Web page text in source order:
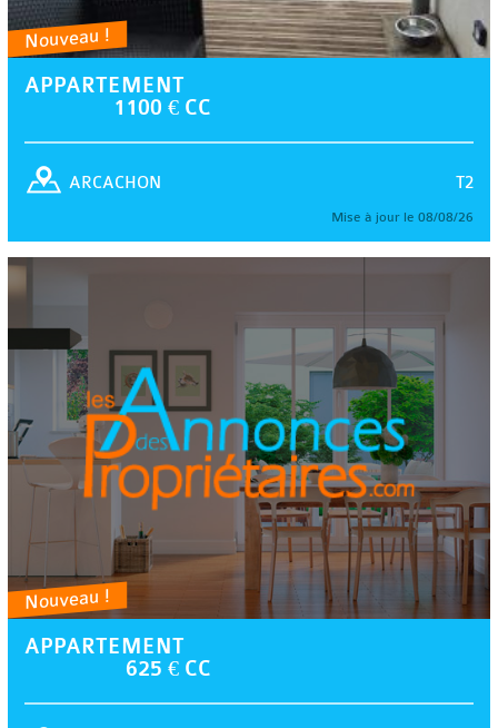
Nouveau !
APPARTEMENT
1100 € CC
T2
ARCACHON
Mise à jour le 08/08/26
Nouveau !
APPARTEMENT
625 € CC